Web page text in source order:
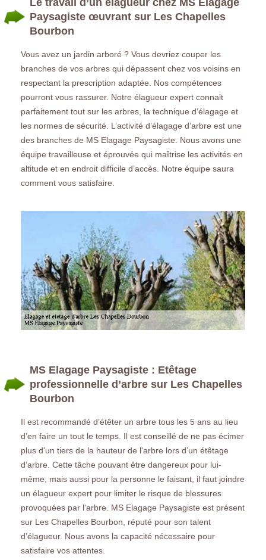
Paysagiste œuvrant sur Les Chapelles
Bourbon
Vous avez un jardin arboré ? Vous devriez couper les
branches de vos arbres qui dépassent chez vos voisins en
respectant la prescription adaptée. Nos compétences
pourront vous rassurer. Notre élagueur expert connait
parfaitement tout sur les arbres, la technique d’élagage et
les normes de sécurité. L’activité d’élagage d’arbre est une
des branches de MS Elagage Paysagiste. Nous avons une
équipe travailleuse et éprouvée qui maîtrise les activités en
altitude et en endroit difficile d’accès. Notre équipe saura
comment vous satisfaire.
MS Elagage Paysagiste : Etêtage
professionnelle d’arbre sur Les Chapelles
Bourbon
Il est recommandé d’étêter un arbre tous les 5 ans au lieu
d’en faire un tout le temps. Il est conseillé de ne pas écimer
plus d'un tiers de la hauteur de l'arbre lors d’un étêtage
d’arbre. Cette tâche pouvant être dangereux pour lui-
même, mais aussi pour la personne le faisant, il faut joindre
un élagueur expert pour limiter le risque de blessures
provoquées par l'arbre. MS Elagage Paysagiste est présent
sur Les Chapelles Bourbon, réputé pour son talent
d’élagueur. Nous avons la capacité nécessaire pour
satisfaire vos attentes.